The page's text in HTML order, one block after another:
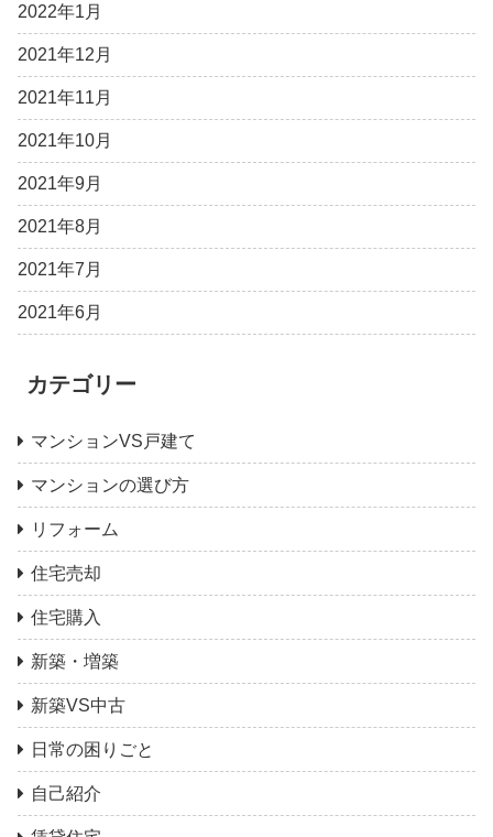
2022年1月
2021年12月
2021年11月
2021年10月
2021年9月
2021年8月
2021年7月
2021年6月
カテゴリー
マンションVS戸建て
マンションの選び方
リフォーム
住宅売却
住宅購入
新築・増築
新築VS中古
日常の困りごと
自己紹介